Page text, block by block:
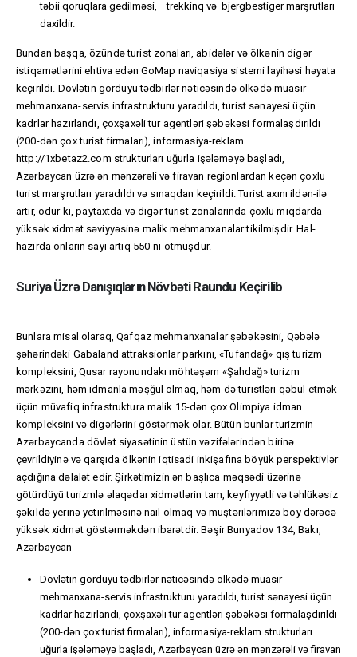
təbii qoruqlara gedilməsi, trekkinq və bjergbestiger marşrutları
daxildir.
Bundan başqa, özündə turist zonaları, abidələr və ölkənin digər
istiqamətlərini ehtiva edən GoMap naviqasiya sistemi layihəsi həyata
keçirildi. Dövlətin gördüyü tədbirlər nəticəsində ölkədə müasir
mehmanxana-servis infrastrukturu yaradıldı, turist sənayesi üçün
kadrlar hazırlandı, çoxşaxəli tur agentləri şəbəkəsi formalaşdırıldı
(200-dən çox turist firmaları), informasiya-reklam
http://1xbetaz2.com strukturları uğurla işələməyə başladı,
Azərbaycan üzrə ən mənzərəli və firavan regionlardan keçən çoxlu
turist marşrutları yaradıldı və sınaqdan keçirildi. Turist axını ildən-ilə
artır, odur ki, paytaxtda və digər turist zonalarında çoxlu miqdarda
yüksək xidmət səviyyəsinə malik mehmanxanalar tikilmişdir. Hal-
hazırda onların sayı artıq 550-ni ötmüşdür.
Suriya Üzrə Danışıqların Növbəti Raundu Keçirilib
Bunlara misal olaraq, Qafqaz mehmanxanalar şəbəkəsini, Qəbələ
şəhərindəki Gabaland attraksionlar parkını, «Tufandağ» qış turizm
kompleksini, Qusar rayonundakı möhtəşəm «Şahdağ» turizm
mərkəzini, həm idmanla məşğul olmaq, həm də turistləri qəbul etmək
üçün müvafiq infrastruktura malik 15-dən çox Olimpiya idman
kompleksini və digərlərini göstərmək olar. Bütün bunlar turizmin
Azərbaycanda dövlət siyasətinin üstün vəzifələrindən birinə
çevrildiyinə və qarşıda ölkənin iqtisadi inkişafına böyük perspektivlər
açdığına dəlalət edir. Şirkətimizin ən başlıca məqsədi üzərinə
götürdüyü turizmlə əlaqədar xidmətlərin tam, keyfiyyətli və təhlükəsiz
şəkildə yerinə yetirilməsinə nail olmaq və müştərilərimizə boy dərəcə
yüksək xidmət göstərməkdən ibarətdir. Bəşir Bunyadov 134, Bakı,
Azərbaycan
Dövlətin gördüyü tədbirlər nəticəsində ölkədə müasir
mehmanxana-servis infrastrukturu yaradıldı, turist sənayesi üçün
kadrlar hazırlandı, çoxşaxəli tur agentləri şəbəkəsi formalaşdırıldı
(200-dən çox turist firmaları), informasiya-reklam strukturları
uğurla işələməyə başladı, Azərbaycan üzrə ən mənzərəli və firavan